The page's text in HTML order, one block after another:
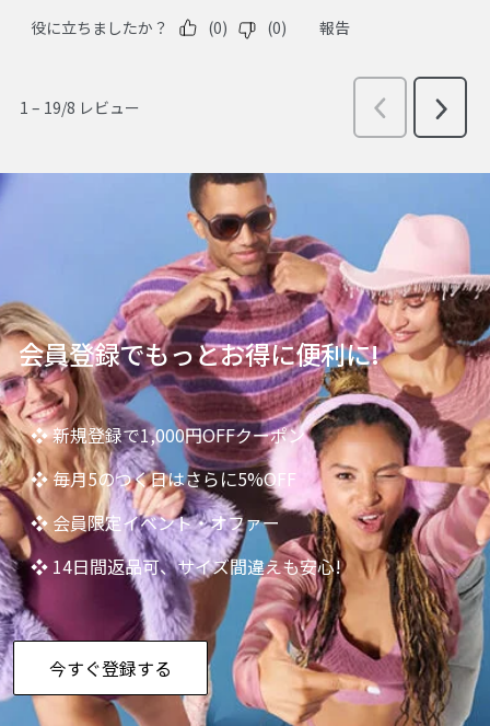
会員登録でもっとお得に便利に!
❖ 新規登録で1,000円OFFクーポン
❖ 毎月5のつく日はさらに5%OFF
❖ 会員限定イベント・オファー
❖ 14日間返品可、サイズ間違えも安心!
今すぐ登録する